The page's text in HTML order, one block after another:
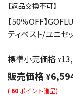
【返品交換不可】
【50％OFF】
ティベスト/ユニセ
標準小売価格 ¥
販売価格¥
( 60ポイント進呈)